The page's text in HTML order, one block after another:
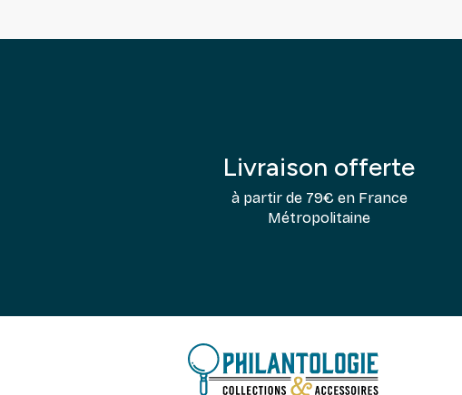
Livraison offerte
à partir de 79€ en France
Métropolitaine